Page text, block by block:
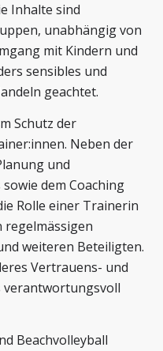
Inhalte sind
unabhängig von
mit Kindern und
sensibles und
geachtet.
Schutz der
Neben der
und
dem Coaching
Rolle einer Trainerin
regelmässigen
weiteren Beteiligten.
Vertrauens- und
verantwortungsvoll
Beachvolleyball